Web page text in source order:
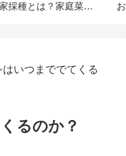
自家採種とは？家庭菜園で種をつなぐという選択
いつまででてくる
るのか？